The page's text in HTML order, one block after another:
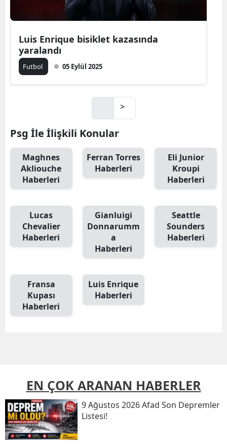
Luis Enrique bisiklet kazasında
yaralandı
Futbol 05 Eylül 2025
>
Psg İle İlişkili Konular
Maghnes
Akliouche
Haberleri
Ferran Torres
Haberleri
Eli Junior
Kroupi
Haberleri
Lucas
Chevalier
Haberleri
Gianluigi
Donnarumm
a
Haberleri
Seattle
Sounders
Haberleri
Fransa
Kupası
Haberleri
Luis Enrique
Haberleri
EN ÇOK ARANAN HABERLER
9 Ağustos 2026 Afad Son Depremler
Listesi!